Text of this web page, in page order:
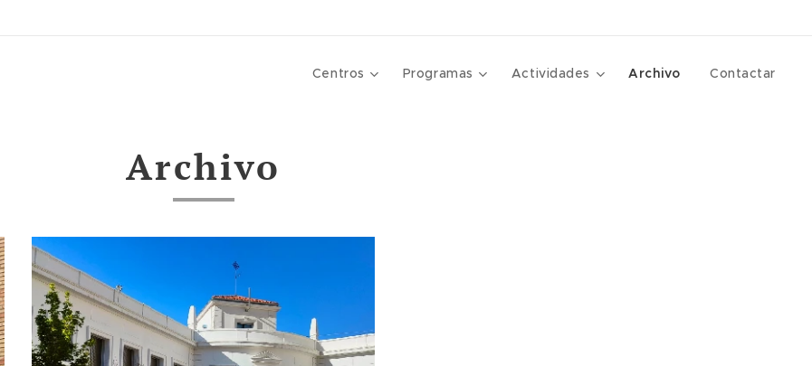
Centros Programas Actividades Archivo Contactar
Archivo